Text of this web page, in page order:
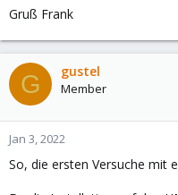
Gruß Frank
G gustel
Member
Jan 3, 2022
So, die ersten Versuche mit